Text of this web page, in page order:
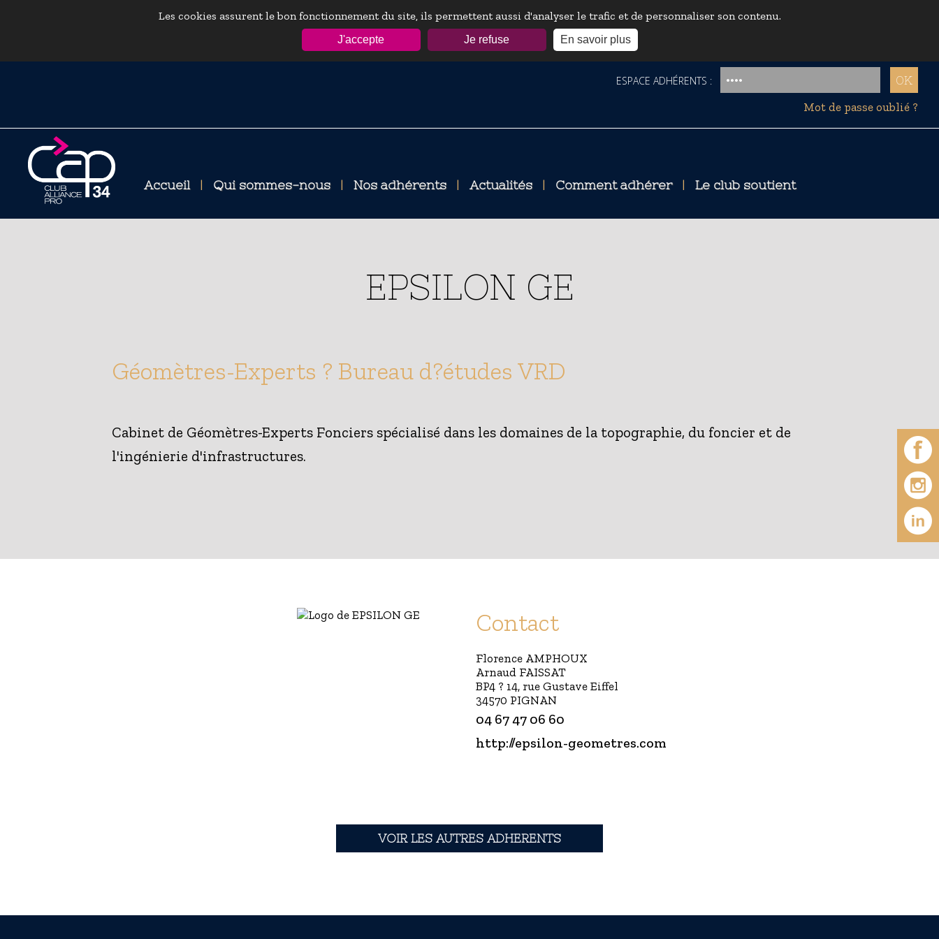
Les cookies assurent le bon fonctionnement du site, ils permettent aussi d'analyser le trafic et de personnaliser son contenu.
J'accepte Je refuse En savoir plus
ESPACE ADHÉRENTS :
Mot de passe oublié ?
Accueil | Qui sommes-nous | Nos adhérents | Actualités | Comment adhérer | Le club soutient
EPSILON GE
Géomètres-Experts ? Bureau d?études VRD
Cabinet de Géomètres-Experts Fonciers spécialisé dans les domaines de la topographie, du foncier et de
l'ingénierie d'infrastructures.
Contact
Florence AMPHOUX
Arnaud FAISSAT
BP4 ? 14, rue Gustave Eiffel
34570 PIGNAN
04 67 47 06 60
http://epsilon-geometres.com
VOIR LES AUTRES ADHERENTS